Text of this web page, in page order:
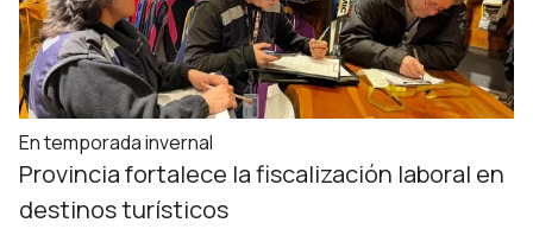
En temporada invernal
Provincia fortalece la fiscalización laboral en
destinos turísticos